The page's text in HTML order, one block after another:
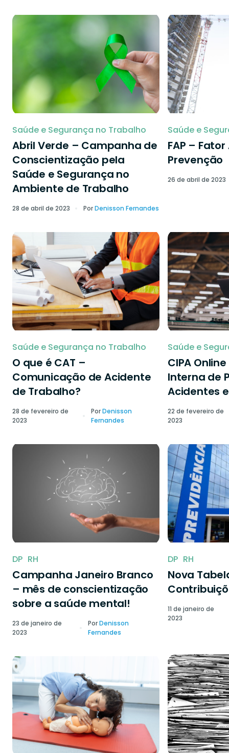
Saúde e Segurança no Trabalho
Abril Verde – Campanha de
Conscientização pela
Saúde e Segurança no
Ambiente de Trabalho
28 de abril de 2023 PorDenisson Fernandes
Saúde e
FAP –
Prevenção
26 de abril de 2023
Saúde e Segurança no Trabalho
O que é CAT –
Comunicação de Acidente
de Trabalho?
28 de fevereiro de
2023
PorDenisson
Fernandes
Saúde e
CIPA
Interna de
Acidentes
22 de fevereiro de
2023
DP RH
Campanha Janeiro Branco
– mês de conscientização
sobre a saúde mental!
23 de janeiro de
2023
PorDenisson
Fernandes
DP RH
Nova
11 de janeiro de
2023